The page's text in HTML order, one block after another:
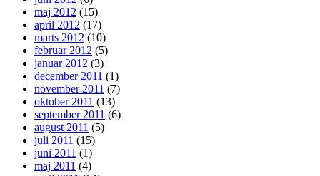
maj 2012 (15)
april 2012 (17)
marts 2012 (10)
februar 2012 (5)
januar 2012 (3)
december 2011 (1)
november 2011 (7)
oktober 2011 (13)
september 2011 (6)
august 2011 (5)
juli 2011 (15)
juni 2011 (1)
maj 2011 (4)